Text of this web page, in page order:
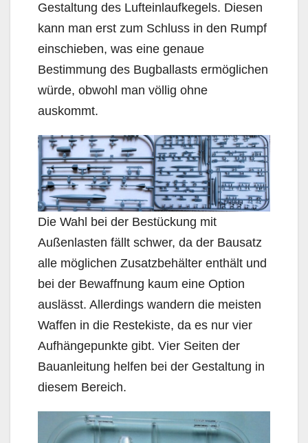
Gestaltung des Lufteinlaufkegels. Diesen
kann man erst zum Schluss in den Rumpf
einschieben, was eine genaue
Bestimmung des Bugballasts ermöglichen
würde, obwohl man völlig ohne
auskommt.
Die Wahl bei der Bestückung mit
Außenlasten fällt schwer, da der Bausatz
alle möglichen Zusatzbehälter enthält und
bei der Bewaffnung kaum eine Option
auslässt. Allerdings wandern die meisten
Waffen in die Restekiste, da es nur vier
Aufhängepunkte gibt. Vier Seiten der
Bauanleitung helfen bei der Gestaltung in
diesem Bereich.